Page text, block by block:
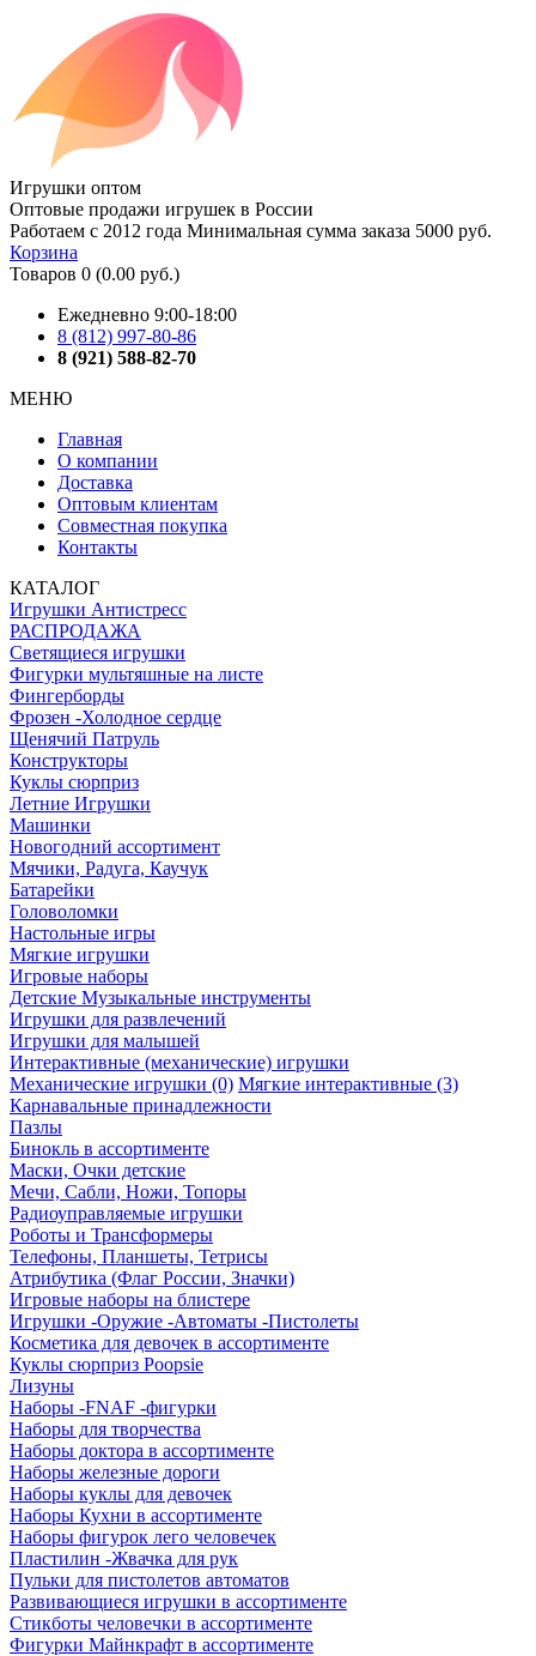
Игрушки оптом
Оптовые продажи игрушек в России
Работаем с 2012 года Минимальная сумма заказа 5000 руб.
Корзина
Товаров 0 (0.00 руб.)
Ежедневно 9:00-18:00
8 (812) 997-80-86
8 (921) 588-82-70
МЕНЮ
Главная
О компании
Доставка
Оптовым клиентам
Совместная покупка
Контакты
КАТАЛОГ
Игрушки Антистресс
РАСПРОДАЖА
Светящиеся игрушки
Фигурки мультяшные на листе
Фингерборды
Фрозен -Холодное сердце
Щенячий Патруль
Конструкторы
Куклы сюрприз
Летние Игрушки
Машинки
Новогодний ассортимент
Мячики, Радуга, Каучук
Батарейки
Головоломки
Настольные игры
Мягкие игрушки
Игровые наборы
Детские Музыкальные инструменты
Игрушки для развлечений
Игрушки для малышей
Интерактивные (механические) игрушки
Механические игрушки (0) Мягкие интерактивные (3)
Карнавальные принадлежности
Пазлы
Бинокль в ассортименте
Маски, Очки детские
Мечи, Сабли, Ножи, Топоры
Радиоуправляемые игрушки
Роботы и Трансформеры
Телефоны, Планшеты, Тетрисы
Атрибутика (Флаг России, Значки)
Игровые наборы на блистере
Игрушки -Оружие -Автоматы -Пистолеты
Косметика для девочек в ассортименте
Куклы сюрприз Poopsie
Лизуны
Наборы -FNAF -фигурки
Наборы для творчества
Наборы доктора в ассортименте
Наборы железные дороги
Наборы куклы для девочек
Наборы Кухни в ассортименте
Наборы фигурок лего человечек
Пластилин -Жвачка для рук
Пульки для пистолетов автоматов
Развивающиеся игрушки в ассортименте
Стикботы человечки в ассортименте
Фигурки Майнкрафт в ассортименте